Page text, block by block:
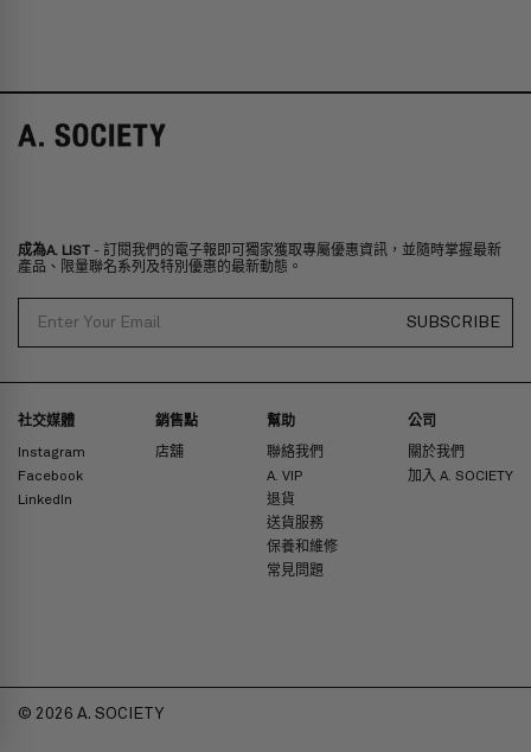
成為A. LIST - 訂閱我們的電子報即可獨家獲取專屬優惠資訊，並隨時掌握最新
產品、限量聯名系列及特別優惠的最新動態。
SUBSCRIBE
社交媒體
Instagram
Facebook
LinkedIn
銷售點
店舖
幫助
聯絡我們
A. VIP
退貨
送貨服務
保養和維修
常見問題
公司
關於我們
加入 A. SOCIETY
© 2026 A. SOCIETY